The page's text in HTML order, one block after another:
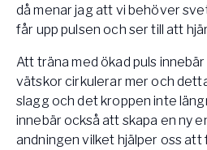
då menar jag att vi behöver
får upp pulsen och ser till att
Att träna med ökad puls
vätskor cirkulerar mer och
slagg och det kroppen inte
innebär också att skapa en ny
andningen vilket hjälper oss att